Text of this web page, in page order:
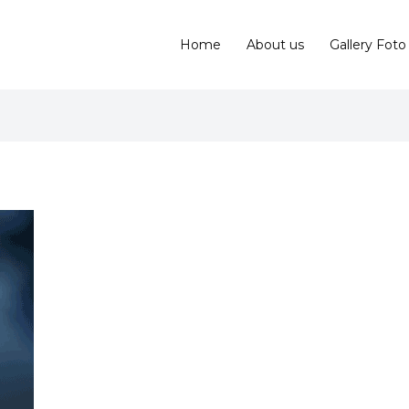
Home About us Gallery Foto